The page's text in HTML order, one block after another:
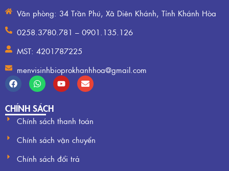
Văn phòng: 34 Trần Phú, Xã Diên Khánh, Tỉnh Khánh Hòa
0258.3780.781 – 0901.135.126
MST: 4201787225
menvisinhbioprokhanhhoa@gmail.com
CHÍNH SÁCH
Chính sách thanh toán
Chính sách vận chuyển
Chính sách đổi trả